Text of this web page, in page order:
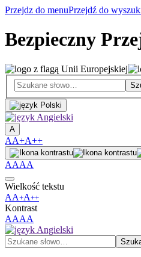
Przejdz do menuPrzejdź do
Bezpieczny
A
AA+A++
AAAA
Wielkość tekstu
AA+A++
Kontrast
AAAA